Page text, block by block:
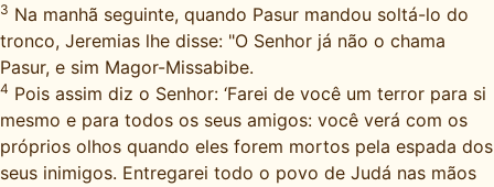
3 Na manhã seguinte, quando Pasur mandou soltá-lo do
tronco, Jeremias lhe disse: "O Senhor já não o chama
Pasur, e sim Magor-Missabibe.
4 Pois assim diz o Senhor: ‘Farei de você um terror para si
mesmo e para todos os seus amigos: você verá com os
próprios olhos quando eles forem mortos pela espada dos
seus inimigos. Entregarei todo o povo de Judá nas mãos